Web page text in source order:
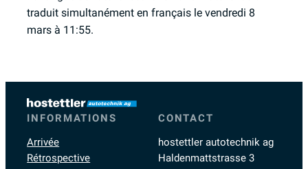
traduit simultanément en français le vendredi 8
mars à 11:55.
INFORMATIONS
Arrivée
Rétrospective
CONTACT
hostettler autotechnik ag
Haldenmattstrasse 3